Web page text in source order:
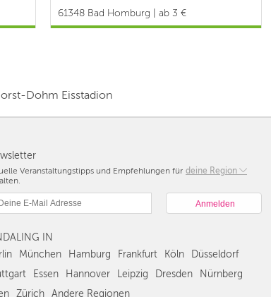
61348 Bad Homburg | ab 3 €
Dohm Eisstadion
Veranstaltungstipps und Empfehlungen für deine Region
Berlin
Hamburg
Düsseldorf
Stuttgart
IN
München Hamburg Frankfurt Köln
Düsseldorf
Essen Hannover Leipzig Dresden
Nürnberg
Zürich Andere Regionen